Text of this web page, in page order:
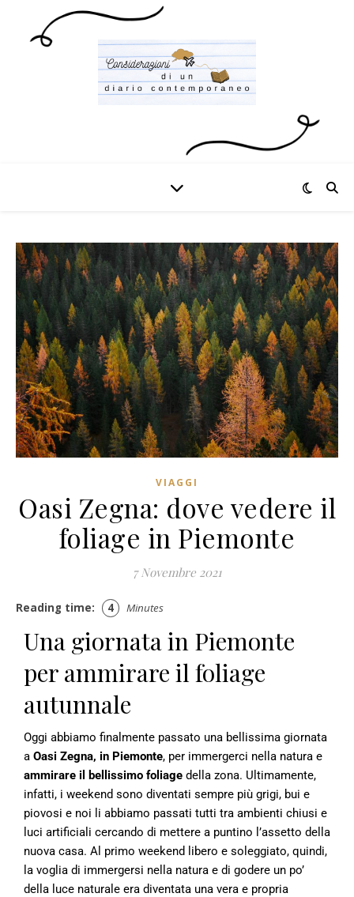
VIAGGI
Oasi Zegna: dove vedere il
foliage in Piemonte
7 Novembre 2021
Reading time: 4 Minutes
Una giornata in Piemonte
per ammirare il foliage
autunnale
Oggi abbiamo finalmente passato una bellissima giornata
a Oasi Zegna, in Piemonte, per immergerci nella natura e
ammirare il bellissimo foliage della zona. Ultimamente,
infatti, i weekend sono diventati sempre più grigi, bui e
piovosi e noi li abbiamo passati tutti tra ambienti chiusi e
luci artificiali cercando di mettere a puntino l’assetto della
nuova casa. Al primo weekend libero e soleggiato, quindi,
la voglia di immergersi nella natura e di godere un po’
della luce naturale era diventata una vera e propria